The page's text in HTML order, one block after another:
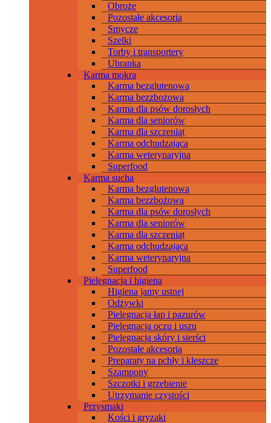
Obroże
Pozostałe akcesoria
Smycze
Szelki
Torby i transportery
Ubranka
Karma mokra
Karma bezglutenowa
Karma bezzbożowa
Karma dla psów dorosłych
Karma dla seniorów
Karma dla szczeniąt
Karma odchudzająca
Karma weterynaryjna
Superfood
Karma sucha
Karma bezglutenowa
Karma bezzbożowa
Karma dla psów dorosłych
Karma dla seniorów
Karma dla szczeniąt
Karma odchudzająca
Karma weterynaryjna
Superfood
Pielęgnacja i higiena
Higiena jamy ustnej
Odżywki
Pielęgnacja łap i pazurów
Pielęgnacja oczu i uszu
Pielęgnacja skóry i sierści
Pozostałe akcesoria
Preparaty na pchły i kleszcze
Szampony
Szczotki i grzebienie
Utrzymanie czystości
Przysmaki
Kości i gryzaki